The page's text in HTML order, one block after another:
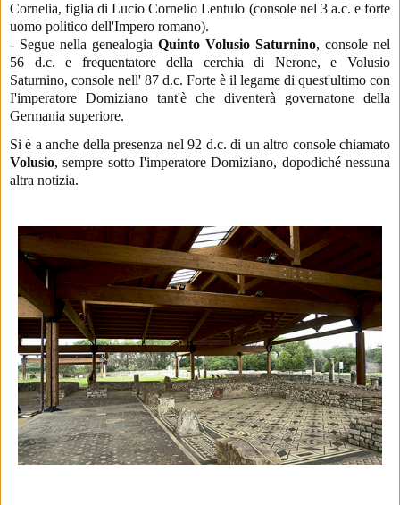
Cornelia,figlia di Lucio Cornelio Lentulo (console nel 3 a.c. e forte
uomo politico dell'Impero romano).
- Segue nella genealogia Quinto Volusio Saturnino, console nel
56 d.c. e frequentatore della cerchia di Nerone, e Volusio
Saturnino, console nell' 87 d.c. Forte è il legame di quest'ultimo con
I'imperatore Domiziano tant'è che diventerà governatone della
Germania superiore.
Si è a anche della presenza nel 92 d.c. di un altro console chiamato
Volusio,sempre sotto I'imperatore Domiziano, dopodiché nessuna
altra notizia.